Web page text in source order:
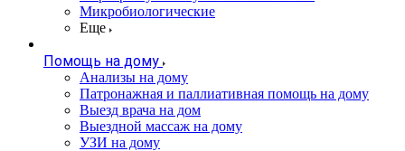
Микробиологические
Еще
Помощь на дому
Анализы на дому
Патронажная и паллиативная помощь на дому
Выезд врача на дом
Выездной массаж на дому
УЗИ на дому